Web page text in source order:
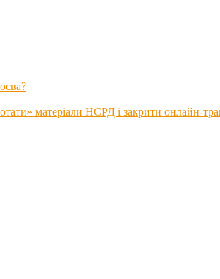
матеріали НСРД і закрити онлайн-